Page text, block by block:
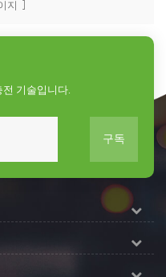
지 ]
기술입니다.
구독